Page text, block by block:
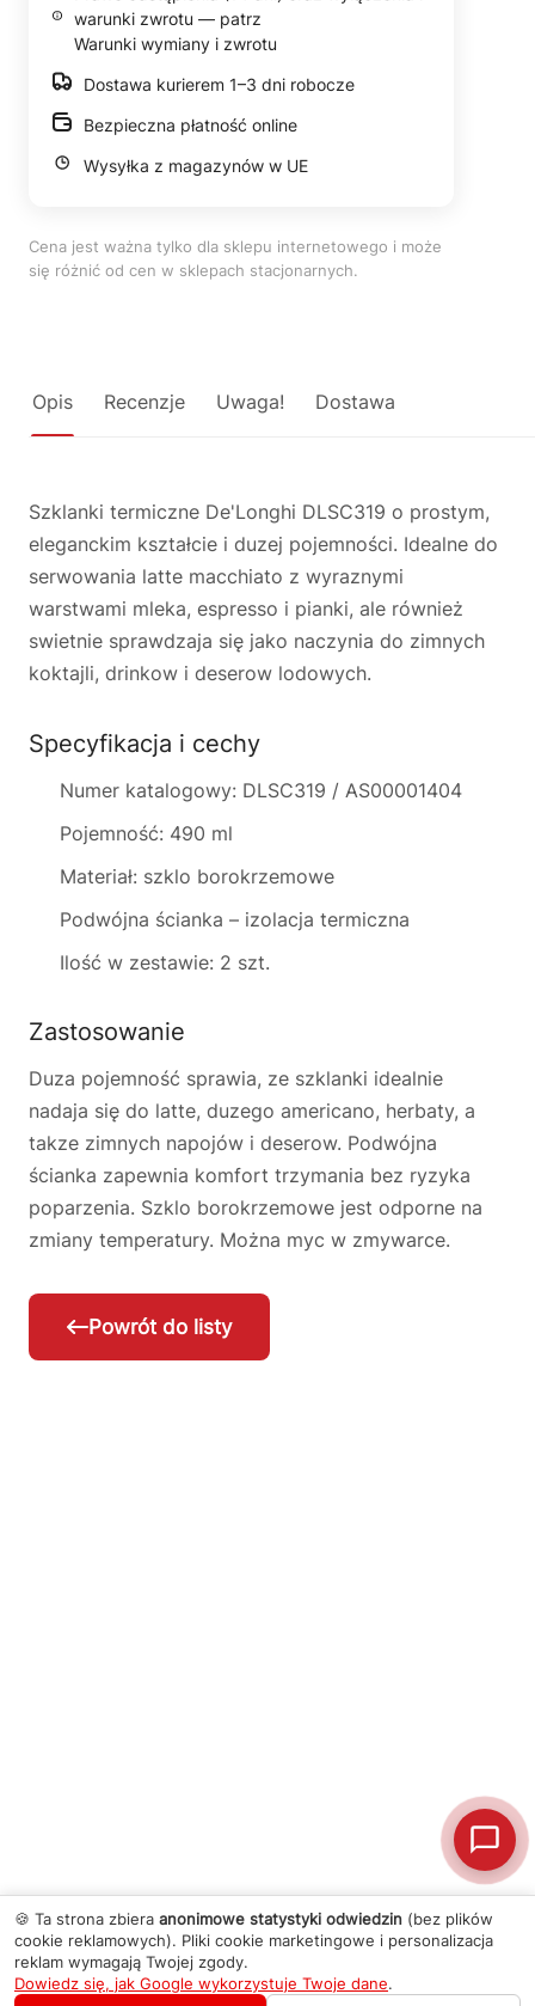
warunki zwrotu — patrz
Warunki wymiany i zwrotu
Dostawa kurierem 1–3 dni robocze
Bezpieczna płatność online
Wysyłka z magazynów w UE
Cena jest ważna tylko dla sklepu internetowego i może
się różnić od cen w sklepach stacjonarnych.
Opis Recenzje Uwaga! Dostawa
Szklanki termiczne De'Longhi DLSC319 o prostym,
eleganckim kształcie i duzej pojemności. Idealne do
serwowania latte macchiato z wyraznymi
warstwami mleka, espresso i pianki, ale również
swietnie sprawdzaja się jako naczynia do zimnych
koktajli, drinkow i deserow lodowych.
Specyfikacja i cechy
Numer katalogowy: DLSC319 / AS00001404
Pojemność: 490 ml
Materiał: szklo borokrzemowe
Podwójna ścianka – izolacja termiczna
Ilość w zestawie: 2 szt.
Zastosowanie
Duza pojemność sprawia, ze szklanki idealnie
nadaja się do latte, duzego americano, herbaty, a
takze zimnych napojów i deserow. Podwójna
ścianka zapewnia komfort trzymania bez ryzyka
poparzenia. Szklo borokrzemowe jest odporne na
zmiany temperatury. Można myc w zmywarce.
Powrót do listy
🍪 Ta strona zbiera anonimowe statystyki odwiedzin (bez plików
cookie reklamowych). Pliki cookie marketingowe i personalizacja
reklam wymagają Twojej zgody.
Dowiedz się, jak Google wykorzystuje Twoje dane.